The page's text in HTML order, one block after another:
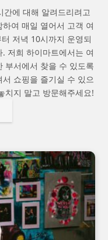
에 대해 알려드리려고
여 매일 열어서 고객 여
저녁 10시까지 운영되
저희 하이마트에서는 여
부서에서 찾을 수 있도록
쇼핑을 즐기실 수 있으
치지 말고 방문해주세요!